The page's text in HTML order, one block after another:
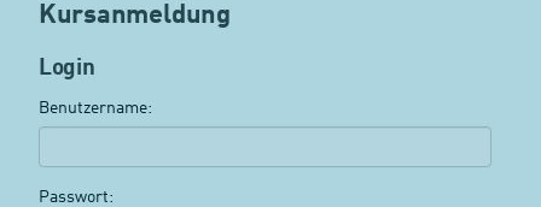
Kursanmeldung
Login
Benutzername:
Passwort: